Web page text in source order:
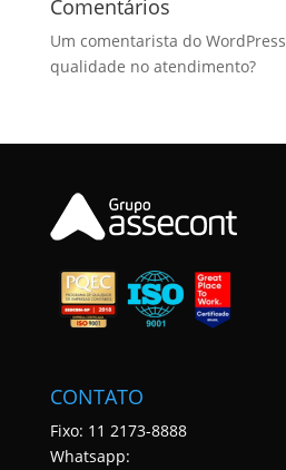
Comentários
Um comentarista do WordPress
qualidade no atendimento?
CONTATO
Fixo: 11 2173-8888
Whatsapp: